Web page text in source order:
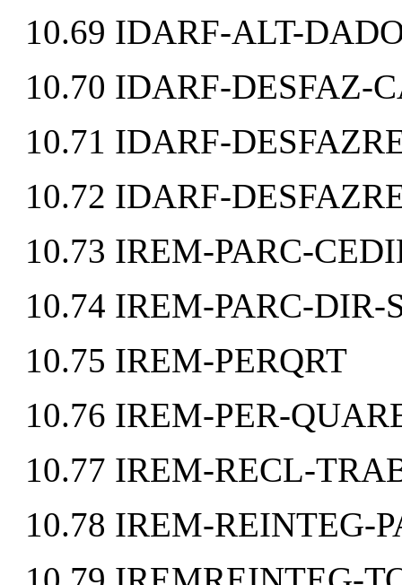
10.69 IDARF-ALT-
10.70 IDARF-DESFAZ-
10.71 IDARF-
10.72 IDARF-
10.73 IREM-PARC-
10.74 IREM-PARC-DIR-
10.75 IREM-PERQRT
10.76 IREM-PER-
10.77 IREM-RECL-
10.78 IREM-REINTEG-